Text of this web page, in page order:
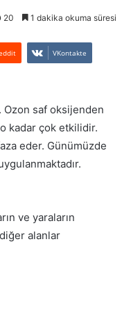
20 1 dakika okuma süresi
VKontakte
Ozon saf oksijenden
kadar çok etkilidir.
eder. Günümüzde
ve yaraların
diğer alanlar